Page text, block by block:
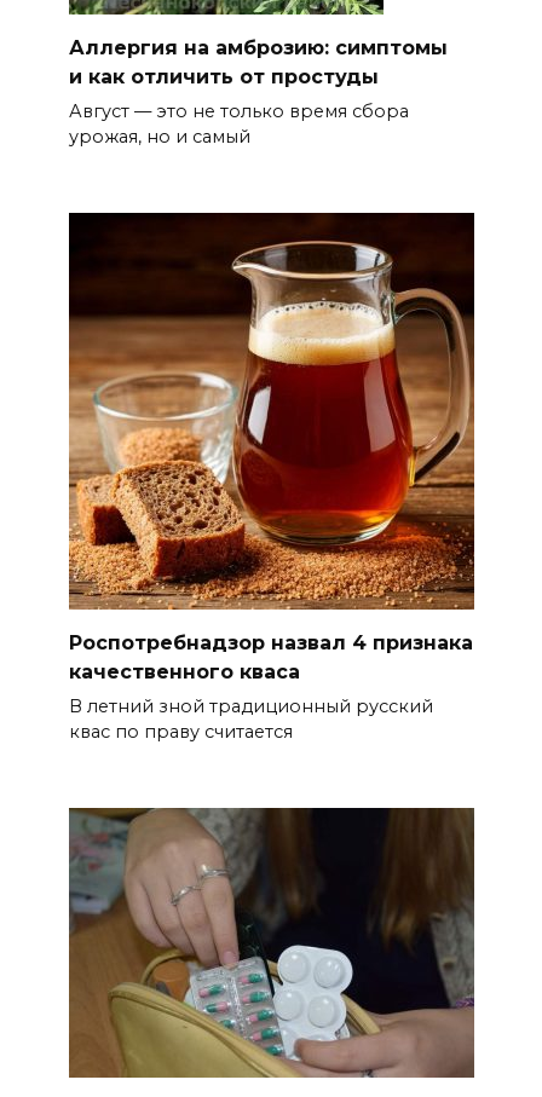
Осторожно! Падение
кирпичей
Выставка «По городам и
весям»
06 августа 2026 18:29
Развитие спорта на Дону
06 августа 2026 18:27
Андрей Фатеев: Театр Чехова
в Таганроге откроет 200-й
сезон в обновленном здании
в сентябре 2027 года
06 августа 2026 18:27
Наблюдатели готовятся к
выборам
06 августа 2026 18:25
Материальная помощь
пострадавшим при атаке
БПЛА на Кубани
06 августа 2026 17:11
Ростовская область окажет
матпомощь семьям, у которых
погибли дети из-за атаки
БПЛА на Кубани
Аллергия на амброзию: симптомы
и как отличить от простуды
Август — это не только время сбора
урожая, но и самый
Роспотребнадзор назвал 4 признака
качественного кваса
В летний зной традиционный русский
квас по праву считается